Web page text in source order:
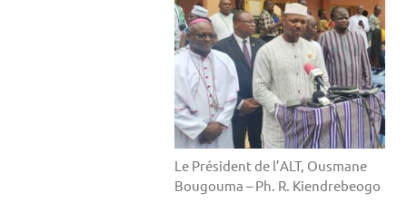
Le Président de l’ALT, Ousmane
Bougouma – Ph. R. Kiendrebeogo